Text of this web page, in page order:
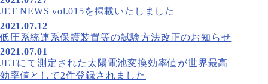
JET NEWS vol.015を掲載いたしました
2021.07.12
低圧系統連系保護装置等の試験方法改正のお知らせ
2021.07.01
JETにて測定された太陽電池変換効率値が世界最高
効率値として2件登録されました